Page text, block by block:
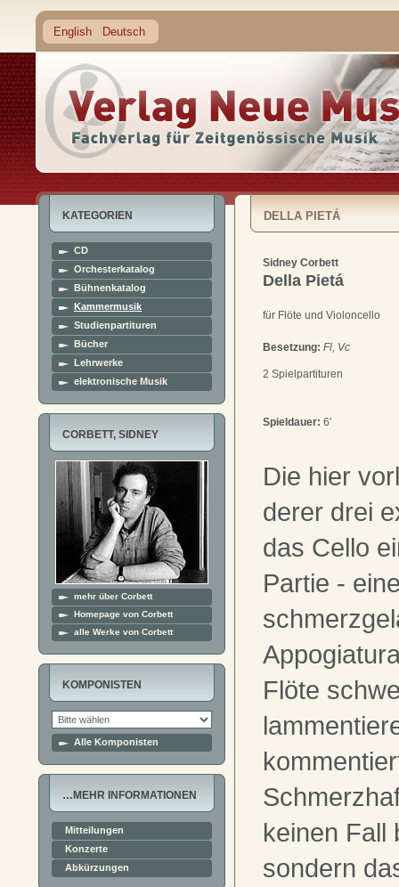
English Deutsch
KATEGORIEN
CD
Orchesterkatalog
Bühnenkatalog
Kammermusik
Studienpartituren
Bücher
Lehrwerke
elektronische Musik
CORBETT, SIDNEY
mehr über Corbett
Homepage von Corbett
alle Werke von Corbett
KOMPONISTEN
Alle Komponisten
…MEHR INFORMATIONEN
Mitteilungen
Konzerte
Abkürzungen
DELLA PIETÁ
Sidney Corbett
Della Pietá
für Flöte und Violoncello
Besetzung: Fl, Vc
2 Spielpartituren
Spieldauer: 6'
Die hier
derer drei
das Cello
Partie -
Flöte
keinen Fall
sondern